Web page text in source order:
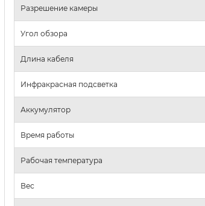
Разрешение камеры
Угол обзора
Длина кабеля
Инфракрасная подсветка
Аккумулятор
Время работы
Рабочая температура
Вес